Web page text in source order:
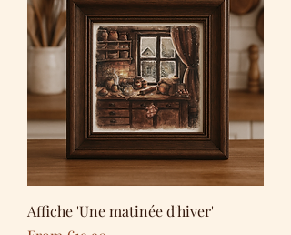
Affiche 'Une matinée d'hiver'